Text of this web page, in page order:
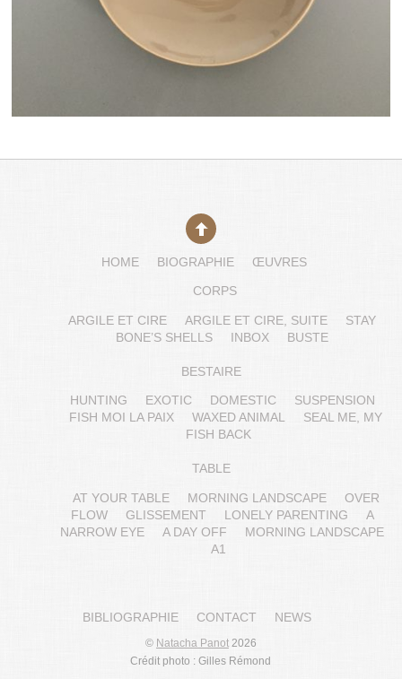
HOME BIOGRAPHIE ŒUVRES
CORPS
ARGILE ET CIRE ARGILE ET CIRE, SUITE
STAY
BONE’S SHELLS
INBOX BUSTE
BESTAIRE
HUNTING EXOTIC DOMESTIC
SUSPENSION
FISH MOI LA PAIX
WAXED ANIMAL
SEAL ME, MY
FISH BACK
TABLE
AT YOUR TABLE MORNING LANDSCAPE
OVER
FLOW
GLISSEMENT LONELY PARENTING
A
NARROW EYE
A DAY OFF
MORNING LANDSCAPE
A1
BIBLIOGRAPHIE CONTACT NEWS
© Natacha Panot2026
Crédit photo : Gilles Rémond